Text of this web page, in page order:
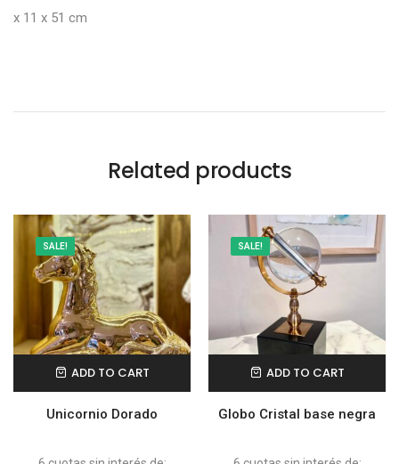
x 11 x 51 cm
Related products
SALE!
ADD TO CART
Unicornio Dorado
SALE!
ADD TO CART
Globo Cristal base negra